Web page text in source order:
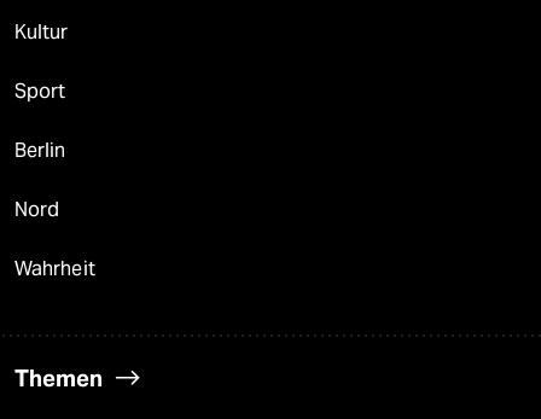
Kultur
Sport
Berlin
Nord
Wahrheit
Themen